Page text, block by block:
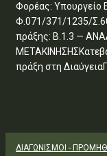
Φορέας: Υπουργείο
Φ.071/371/1235/
πράξης: Β.1.3 —
πράξη στη
ΔΙΑΓΩΝΙΣΜΟΊ -